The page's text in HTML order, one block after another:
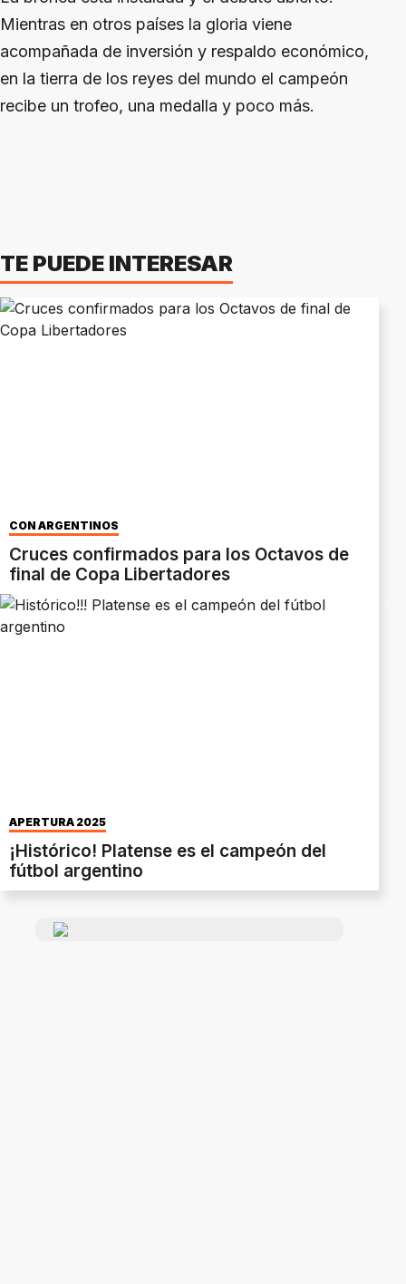
Mientras en otros países la gloria viene
acompañada de inversión y respaldo económico,
en la tierra de los reyes del mundo el campeón
recibe un trofeo, una medalla y poco más.
TE PUEDE INTERESAR
CON ARGENTINOS
Cruces confirmados para los Octavos de
final de Copa Libertadores
APERTURA 2025
¡Histórico! Platense es el campeón del
fútbol argentino